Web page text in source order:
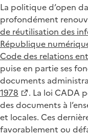
La politique d’open
profondément
de réutilisation des
République
Code des relations
puise en partie ses
documents
1978
. La loi CADA
des documents à
et locales. Ces
favorablement ou